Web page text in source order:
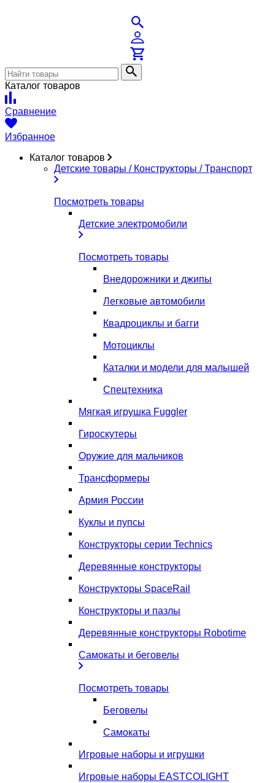
Каталог товаров
Сравнение
Избранное
Каталог товаров
Детские товары / Конструкторы / Транспорт
Посмотреть товары
Детские электромобили
Посмотреть товары
Внедорожники и джипы
Легковые автомобили
Квадроциклы и багги
Мотоциклы
Каталки и модели для малышей
Спецтехника
Мягкая игрушка Fuggler
Гироскутеры
Оружие для мальчиков
Трансформеры
Армия России
Куклы и пупсы
Конструкторы серии Technics
Деревянные конструкторы
Конструкторы SpaceRail
Конструкторы и пазлы
Деревянные конструкторы Robotime
Самокаты и беговелы
Посмотреть товары
Беговелы
Самокаты
Игровые наборы и игрушки
Игровые наборы EASTCOLIGHT